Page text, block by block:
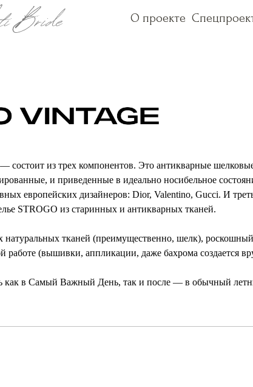
О проекте
О проекте
из трех компонентов. Это антикварные
и приведенные в идеально носибельное
европейских дизайнеров: Dior, Valentino, Gucci. И
STROGO из старинных и антикварных тканей.
тканей (преимущественно, шелк), роскошный
(вышивки, аппликации, даже бахрома создается
как в Самый Важный День, так и после — в обычный